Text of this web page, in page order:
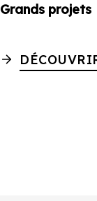
Grands projets